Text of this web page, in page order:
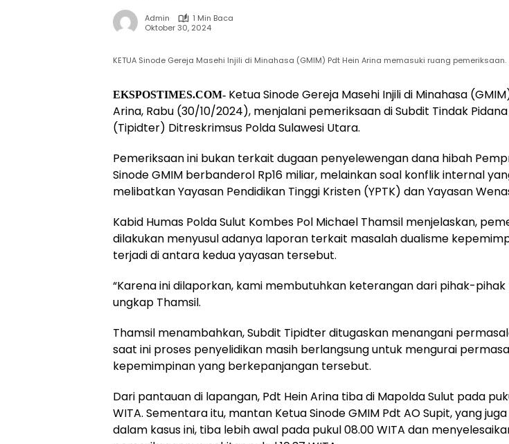
Admin
1 Min Baca
Oktober 30, 2024
KETUA Sinode Gereja Masehi Injili di Minahasa (GMIM) Pdt Hein Arina memasuki ruang pemeriksaan.
EKSPOSTIMES.COM- Ketua Sinode Gereja Masehi Injili di Minahasa
Arina, Rabu (30/10/2024), menjalani pemeriksaan di Subdit Tindak
(Tipidter) Ditreskrimsus Polda Sulawesi Utara.
Pemeriksaan ini bukan terkait dugaan penyelewengan dana hibah
Sinode GMIM berbanderol Rp16 miliar, melainkan soal konflik internal
melibatkan Yayasan Pendidikan Tinggi Kristen (YPTK) dan Yayasan
Kabid Humas Polda Sulut Kombes Pol Michael Thamsil menjelaskan,
dilakukan menyusul adanya laporan terkait masalah dualisme
terjadi di antara kedua yayasan tersebut.
“Karena ini dilaporkan, kami membutuhkan keterangan dari pihak-pihak
ungkap Thamsil.
Thamsil menambahkan, Subdit Tipidter ditugaskan menangani
saat ini proses penyelidikan masih berlangsung untuk mengurai
kepemimpinan yang berkepanjangan tersebut.
Dari pantauan di lapangan, Pdt Hein Arina tiba di Mapolda Sulut pada
WITA. Sementara itu, mantan Ketua Sinode GMIM Pdt AO Supit, yang
dalam kasus ini, tiba lebih awal pada pukul 08.00 WITA dan